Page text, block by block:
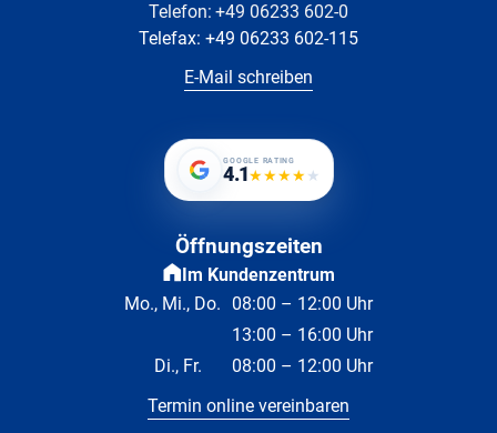
Telefon: +49 06233 602-0
Telefax: +49 06233 602-115
E-Mail schreiben
GOOGLE RATING
4.1★★★★★
Öffnungszeiten
Im Kundenzentrum
Mo., Mi., Do. 08:00 – 12:00 Uhr
13:00 – 16:00 Uhr
Di., Fr.
08:00 – 12:00 Uhr
Termin online vereinbaren